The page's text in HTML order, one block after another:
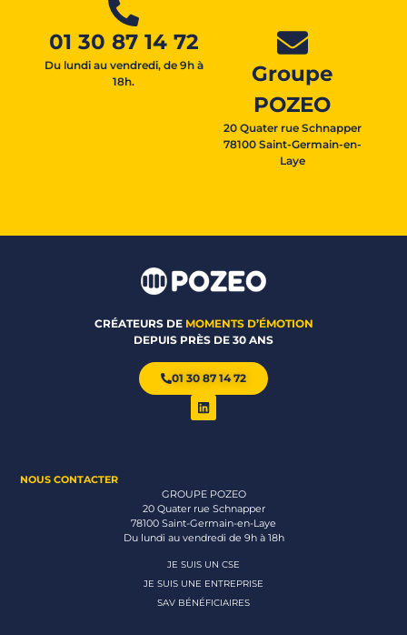
01 30 87 14 72
Du lundi au vendredi, de 9h à
18h.
Groupe
POZEO
20 Quater rue Schnapper
78100 Saint-Germain-en-
Laye
CRÉATEURS DE MOMENTS D’ÉMOTION
DEPUIS PRÈS DE 30 ANS
01 30 87 14 72
NOUS CONTACTER
GROUPE POZEO
20 Quater rue Schnapper
78100 Saint-Germain-en-Laye
Du lundi au vendredi de 9h à 18h
JE SUIS UN CSE
JE SUIS UNE ENTREPRISE
SAV BÉNÉFICIAIRES